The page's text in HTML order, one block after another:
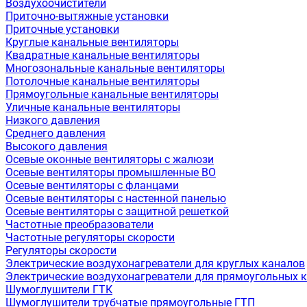
Воздухоочистители
Приточно-вытяжные установки
Приточные установки
Круглые канальные вентиляторы
Квадратные канальные вентиляторы
Многозональные канальные вентиляторы
Потолочные канальные вентиляторы
Прямоугольные канальные вентиляторы
Уличные канальные вентиляторы
Низкого давления
Среднего давления
Высокого давления
Осевые оконные вентиляторы с жалюзи
Осевые вентиляторы промышленные ВО
Осевые вентиляторы с фланцами
Осевые вентиляторы с настенной панелью
Осевые вентиляторы с защитной решеткой
Частотные преобразователи
Частотные регуляторы скорости
Регуляторы скорости
Электрические воздухонагреватели для круглых каналов
Электрические воздухонагреватели для прямоугольных
Шумоглушители ГТК
Шумоглушители трубчатые прямоугольные ГТП